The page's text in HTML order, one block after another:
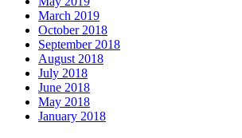
March 2019
October 2018
September 2018
August 2018
July 2018
June 2018
May 2018
January 2018